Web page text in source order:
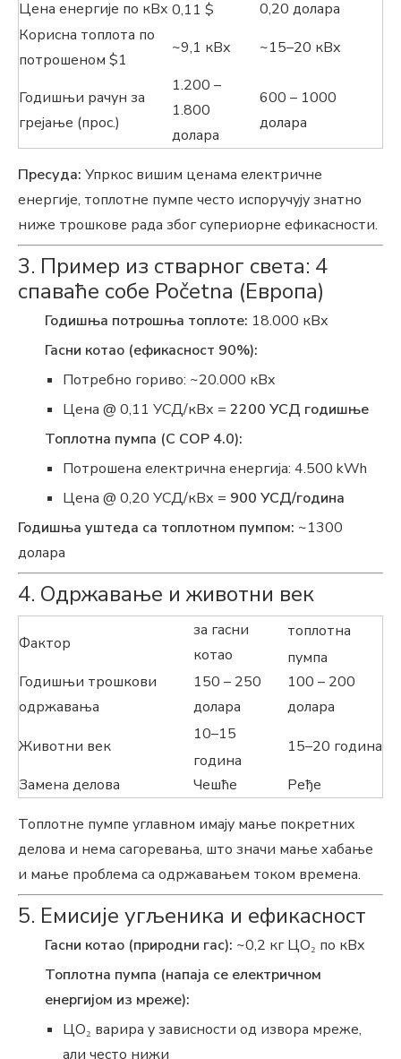
Цена енергије по кВх 0,11 $
0,20 долара
Корисна топлота по
потрошеном $1
~9,1 кВх ~15–20 кВх
Годишњи рачун за
грејање (прос.)
1.200 –
1.800
долара
600 – 1000
долара
Пресуда: Упркос вишим ценама електричне
енергије, топлотне пумпе често испоручују знатно
ниже трошкове рада због супериорне ефикасности.
3. Пример из стварног света: 4
спаваће собе Početna (Европа)
Годишња потрошња топлоте: 18.000 кВх
Гасни котао (ефикасност 90%):
Потребно гориво: ~20.000 кВх
Цена @ 0,11 УСД/кВх = 2200 УСД годишње
Топлотна пумпа (C COP 4.0):
Потрошена електрична енергија: 4.500 kWh
Цена @ 0,20 УСД/кВх = 900 УСД/година
Годишња уштеда са топлотном пумпом: ~1300
долара
4. Одржавање и животни век
Фактор
за гасни
котао
топлотна
пумпа
Годишњи трошкови
одржавања
150 – 250
долара
100 – 200
долара
Животни век
10–15
година
15–20 година
Замена делова
Чешће
Ређе
Топлотне пумпе углавном имају мање покретних
делова и нема сагоревања, што значи мање хабање
и мање проблема са одржавањем током времена.
5. Емисије угљеника и ефикасност
Гасни котао (природни гас): ~0,2 кг ЦО₂ по кВх
Топлотна пумпа (напаја се електричном
енергијом из мреже):
ЦО₂ варира у зависности од извора мреже,
али често нижи